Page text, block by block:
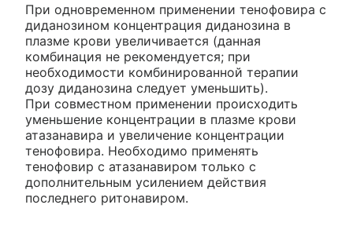
При одновременном применении тенофовира с
диданозином концентрация диданозина в
плазме крови увеличивается (данная
комбинация не рекомендуется; при
необходимости комбинированной терапии
дозу диданозина следует уменьшить).
При совместном применении происходить
уменьшение концентрации в плазме крови
атазанавира и увеличение концентрации
тенофовира. Необходимо применять
тенофовир с атазанавиром только с
дополнительным усилением действия
последнего ритонавиром.